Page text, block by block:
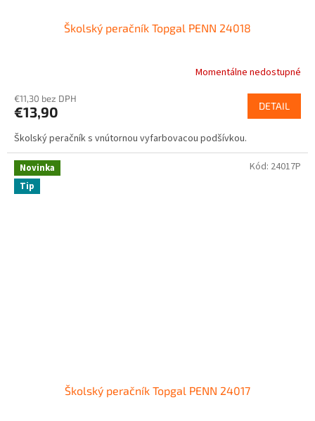
Školský peračník Topgal PENN 24018
Momentálne nedostupné
€11,30 bez DPH
€13,90 DETAIL
Školský peračník s vnútornou vyfarbovacou podšívkou.
Novinka
Tip
Školský peračník Topgal PENN 24017
Kód: 24017P